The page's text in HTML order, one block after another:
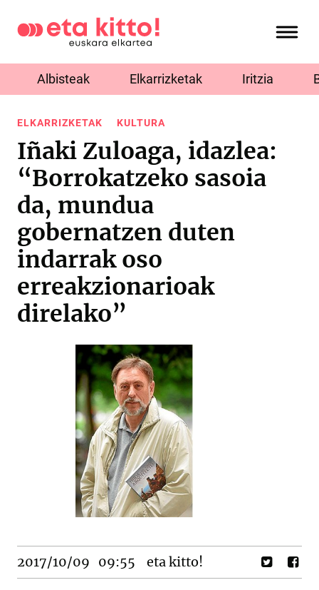
Albisteak Elkarrizketak Iritzia
ELKARRIZKETAK KULTURA
Iñaki Zuloaga, idazlea:
“Borrokatzeko sasoia
da, mundua
gobernatzen duten
indarrak oso
erreakzionarioak
direlako”
2017/10/09 09:55 eta kitto!